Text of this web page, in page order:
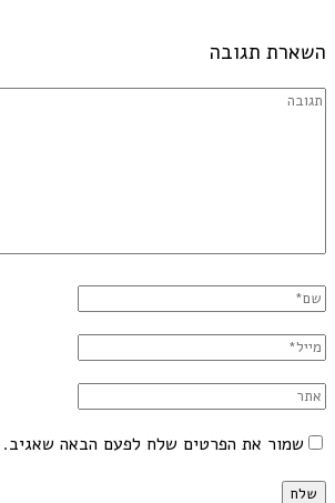
השארת תגובה
שמור את הפרטים שלח לפעם הבאה שאגיב.